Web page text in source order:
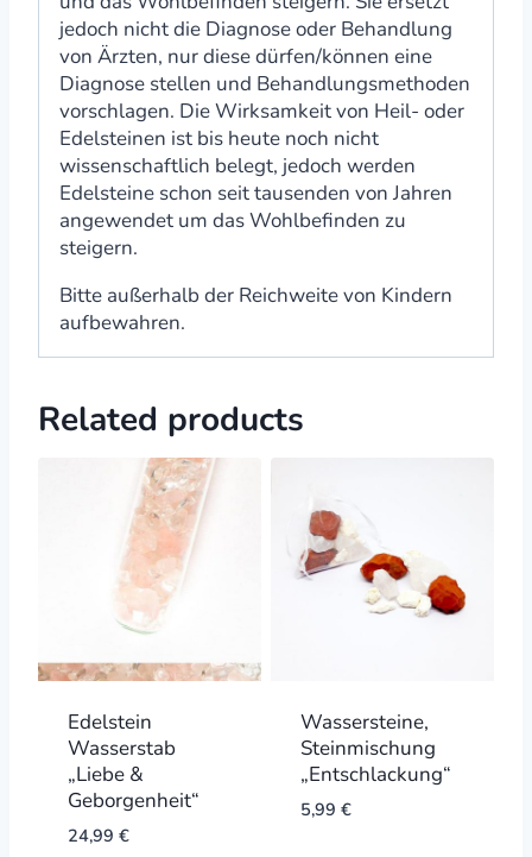
jedoch nicht die Diagnose oder Behandlung
von Ärzten, nur diese dürfen/können eine
Diagnose stellen und Behandlungsmethoden
vorschlagen. Die Wirksamkeit von Heil- oder
Edelsteinen ist bis heute noch nicht
wissenschaftlich belegt, jedoch werden
Edelsteine schon seit tausenden von Jahren
angewendet um das Wohlbefinden zu
steigern.
Bitte außerhalb der Reichweite von Kindern
aufbewahren.
Related products
Edelstein
Wasserstab
„Liebe &
Geborgenheit“
24,99 €
Wassersteine,
Steinmischung
„Entschlackung“
5,99 €